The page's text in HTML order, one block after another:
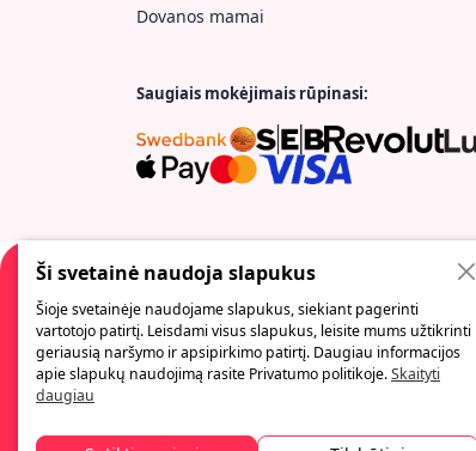
Dovanos mamai
Saugiais mokėjimais rūpinasi:
Įmonė, kurios asortimentą sudaro įvairių
rūšių linksmos ir originalios dovanos. Čia
Ši svetainė naudoja slapukus
Šioje svetainėje naudojame slapukus, siekiant pagerinti
vartotojo patirtį. Leisdami visus slapukus, leisite mums užtikrinti
geriausią naršymo ir apsipirkimo patirtį. Daugiau informacijos
apie slapukų naudojimą rasite Privatumo politikoje.Skaityti
daugiau